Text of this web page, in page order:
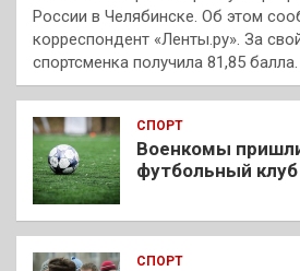
России в Челябинске. Об этом
корреспондент «Ленты.ру». За
спортсменка получила 81,85 балла.
СПОРТ
Военкомы
футбольный клуб
СПОРТ